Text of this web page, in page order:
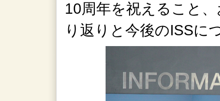
10周年を祝えること
り返りと今後のISSに